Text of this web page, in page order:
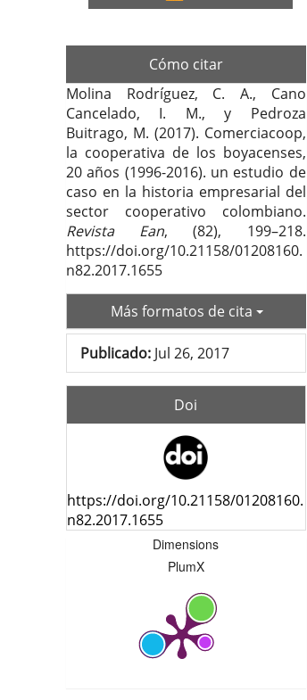
Cómo citar
Molina Rodríguez, C. A., Cano
Cancelado, I. M., y Pedroza
Buitrago, M. (2017). Comerciacoop,
la cooperativa de los boyacenses,
20 años (1996-2016). un estudio de
caso en la historia empresarial del
sector cooperativo colombiano.
Revista Ean, (82), 199–218.
https://doi.org/10.21158/01208160.
n82.2017.1655
Más formatos de cita
Publicado: Jul 26, 2017
Doi
https://doi.org/10.21158/01208160.
n82.2017.1655
Dimensions
PlumX